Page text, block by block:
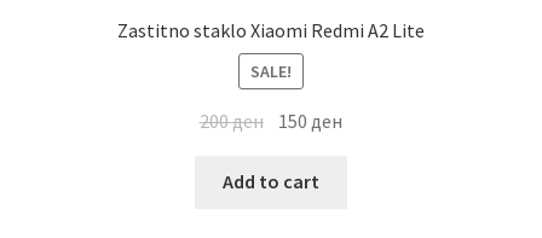
Zastitno staklo Xiaomi Redmi A2 Lite
SALE!
200ден 150 ден
Add to cart